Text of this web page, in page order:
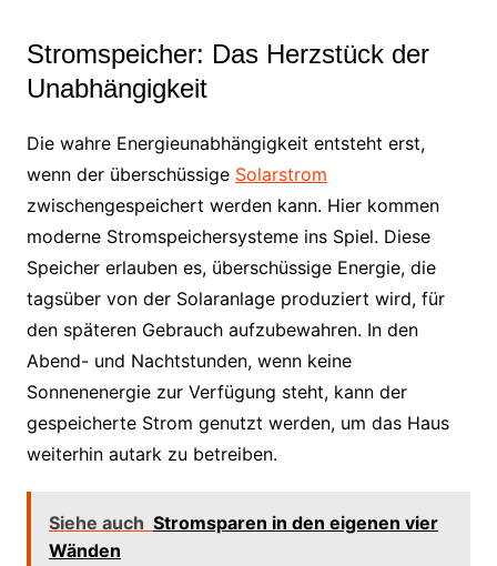
Stromspeicher: Das Herzstück der
Unabhängigkeit
Die wahre Energieunabhängigkeit entsteht erst,
wenn der überschüssige Solarstrom
zwischengespeichert werden kann. Hier kommen
moderne Stromspeichersysteme ins Spiel. Diese
Speicher erlauben es, überschüssige Energie, die
tagsüber von der Solaranlage produziert wird, für
den späteren Gebrauch aufzubewahren. In den
Abend- und Nachtstunden, wenn keine
Sonnenenergie zur Verfügung steht, kann der
gespeicherte Strom genutzt werden, um das Haus
weiterhin autark zu betreiben.
Siehe auch Stromsparen in den eigenen vier
Wänden